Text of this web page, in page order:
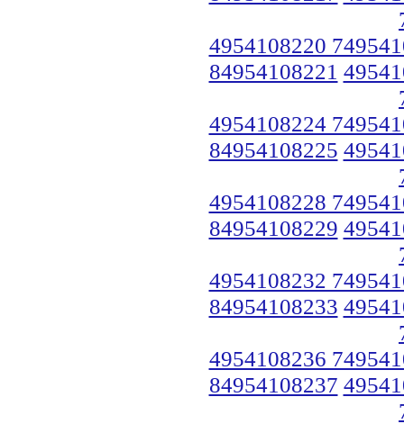
4954108220
84954108221
4954108224
84954108225
4954108228
84954108229
4954108232
84954108233
4954108236
84954108237